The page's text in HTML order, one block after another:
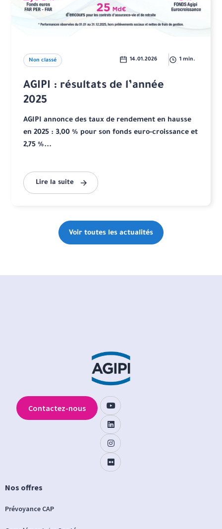
Non classé 14.01.2026 1 min.
AGIPI : résultats de l’année
2025
AGIPI annonce des taux de rendement en hausse
en 2025 : 3,00 % pour son fonds euro-croissance et
2,75 %...
Lire la suite
Voir toutes les actualités
Nos offres
Prévoyance CAP
Contactez-nous